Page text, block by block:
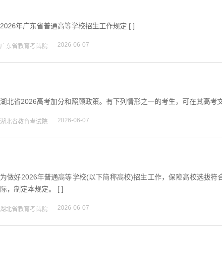
2026年广东省普通高等学校招生工作规定 [ ]
广东省教育考试院 2026-06-07
湖北省2026高考加分和照顾政策。有下列情形之一的考生，可在其高
湖北省教育考试院 2026-06-07
为做好2026年普通高等学校(以下简称高校)招生工作，保障高校选拔
际，制定本规定。 [ ]
湖北省教育考试院 2026-06-07